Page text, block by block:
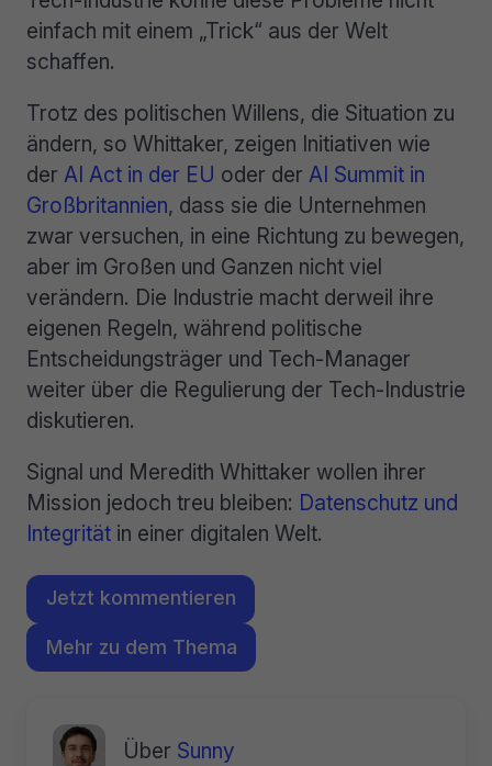
einfach mit einem „Trick“ aus der Welt
schaffen.
Trotz des politischen Willens, die Situation zu
ändern, so Whittaker, zeigen Initiativen wie
der AI Act in der EU oder der AI Summit in
Großbritannien, dass sie die Unternehmen
zwar versuchen, in eine Richtung zu bewegen,
aber im Großen und Ganzen nicht viel
verändern. Die Industrie macht derweil ihre
eigenen Regeln, während politische
Entscheidungsträger und Tech-Manager
weiter über die Regulierung der Tech-Industrie
diskutieren.
Signal und Meredith Whittaker wollen ihrer
Mission jedoch treu bleiben: Datenschutz und
Integrität in einer digitalen Welt.
Jetzt kommentieren
Mehr zu dem Thema
Über Sunny